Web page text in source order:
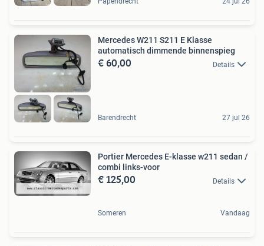
Mercedes W211 S211 E Klasse
automatisch dimmende binnenspieg
€ 60,00 Details
Barendrecht 27 jul 26
Portier Mercedes E-klasse w211 sedan /
combi links-voor
€ 125,00 Details
Someren Vandaag